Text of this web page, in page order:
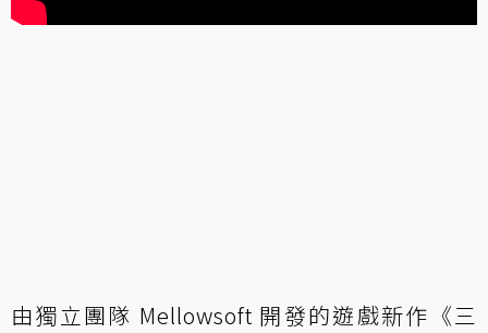
由獨立團隊 Mellowsoft 開發的遊戲新作《三